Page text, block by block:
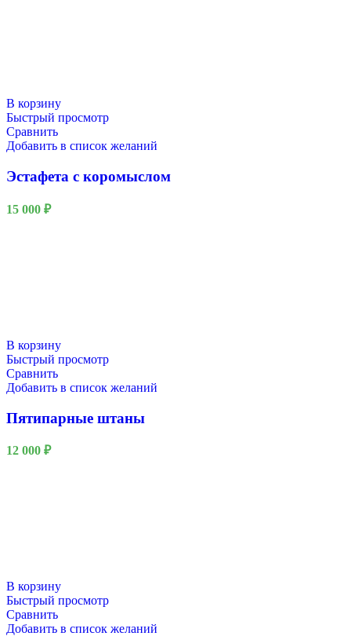
В корзину
Быстрый просмотр
Сравнить
Добавить в список желаний
Эстафета с коромыслом
15 000 ₽
В корзину
Быстрый просмотр
Сравнить
Добавить в список желаний
Пятипарные штаны
12 000 ₽
В корзину
Быстрый просмотр
Сравнить
Добавить в список желаний